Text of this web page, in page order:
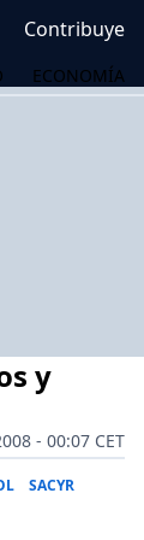
Contribuye
ECONOMÍA
y
- 00:07 CET
SACYR